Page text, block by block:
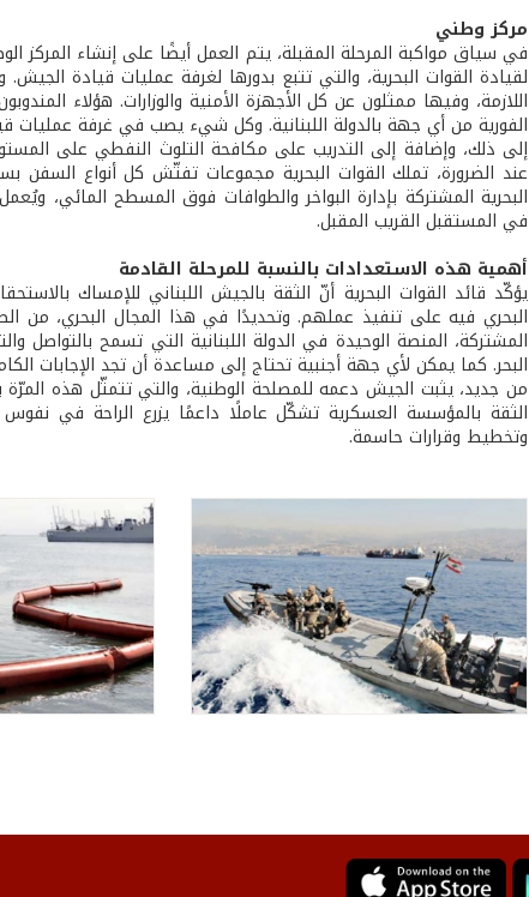
مركز وطني
في سياق مواكبة المرحلة المقبلة، يتم العمل أيضًا على إنشاء المركز
لقيادة القوات البحرية، والتي تتبع بدورها لغرفة عمليات قيادة
اللازمة، وفيها ممثلون عن كل الأجهزة الأمنية والوزارات. هؤلاء
الفورية من أي جهة بالدولة اللبنانية. وكل شيء يصب في غرفة
إلى ذلك، وإضافة إلى التدريب على مكافحة التلوث النفطي على
عند الضرورة، تملك القوات البحرية مجموعات تفتّش كل أنواع السفن
البحرية المشتركة بإدارة البواخر والطوافات فوق المسطح المائي،
في المستقبل القريب المقبل.
أهمية هذه الاستعدادات بالنسبة للمرحلة القادمة
يؤكّد قائد القوات البحرية أنّ الثقة بالجيش اللبناني للإمساك
البحري فيه على تنفيذ عملهم. وتحديدًا في هذا المجال البحري، من
المشتركة، المنصة الوحيدة في الدولة اللبنانية التي تسمح
البحر. كما يمكن لأي جهة أجنبية تحتاج إلى مساعدة أن تجد الإجابات
من جديد، يثبت الجيش دعمه للمصلحة الوطنية، والتي تتمثّل هذه
الثقة بالمؤسسة العسكرية تشكّل عاملًا داعمًا يزرع الراحة في
وتخطيط وقرارات حاسمة.